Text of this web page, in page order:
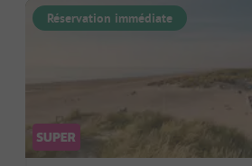
Réservation immédiate